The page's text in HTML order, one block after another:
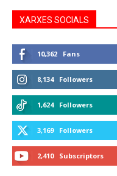
XARXES SOCIALS
10,362 Fans
8,134 Followers
1,624 Followers
3,169 Followers
2,410 Subscriptors